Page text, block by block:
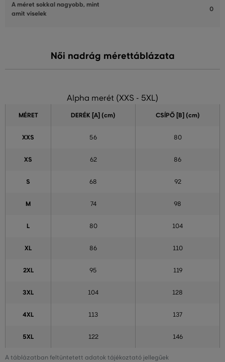
A méret sokkal nagyobb, mint
amit viselek
0
Női nadrág mérettáblázata
Alpha merét (XXS - 5XL)
A táblázatban feltüntetett adatok tájékoztató jellegűek
MÉRET DERÉK [A] (cm) CSÍPŐ [B] (cm)
XXS 56 80
XS 62 86
S 68 92
M 74 98
L 80 104
XL 86 110
2XL 95 119
3XL 104 128
4XL 113 137
5XL 122 146